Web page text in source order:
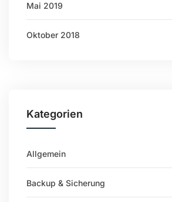
Mai 2019
Oktober 2018
Kategorien
Allgemein
Backup & Sicherung